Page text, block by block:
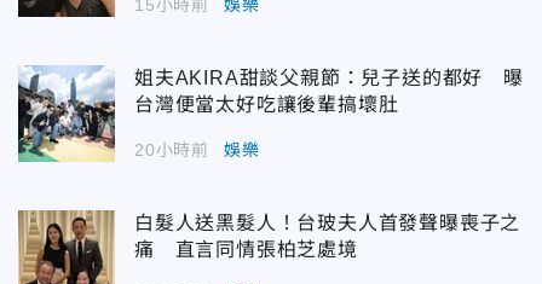
15小時前 娛樂
姐夫AKIRA甜談父親節：兒子送的都好 曝
台灣便當太好吃讓後輩搞壞肚
20小時前 娛樂
白髮人送黑髮人！台玻夫人首發聲曝喪子之
痛 直言同情張柏芝處境